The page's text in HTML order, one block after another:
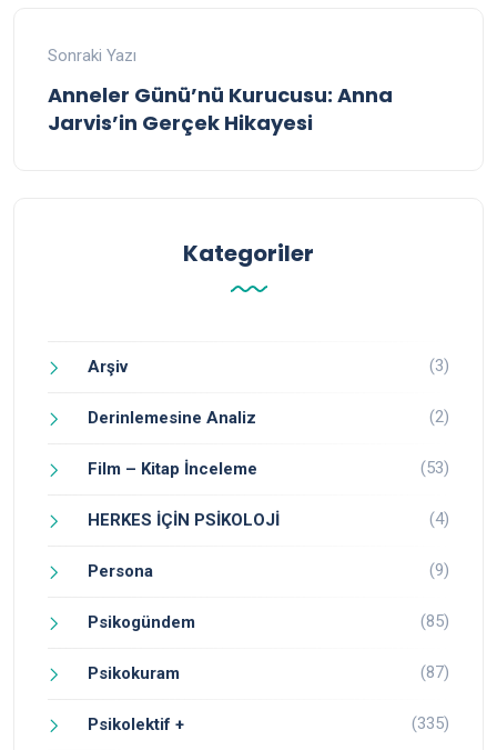
Sonraki Yazı
Anneler Günü’nü Kurucusu: Anna
Jarvis’in Gerçek Hikayesi
Kategoriler
Arşiv (3)
Derinlemesine Analiz (2)
Film – Kitap İnceleme (53)
HERKES İÇİN PSİKOLOJİ (4)
Persona (9)
Psikogündem (85)
Psikokuram (87)
Psikolektif + (335)